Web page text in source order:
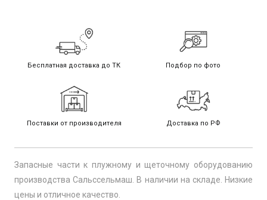
Бесплатная доставка до ТК Подбор по фото
Поставки от производителя Доставка по РФ
Запасные части к плужному и щеточному оборудованию
производства Сальссельмаш. В наличии на складе. Низкие
цены и отличное качество.